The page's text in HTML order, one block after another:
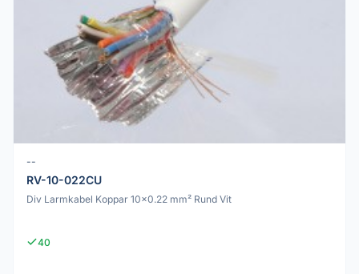
--
RV-10-022CU
Div Larmkabel Koppar 10x0.22 mm² Rund Vit
40